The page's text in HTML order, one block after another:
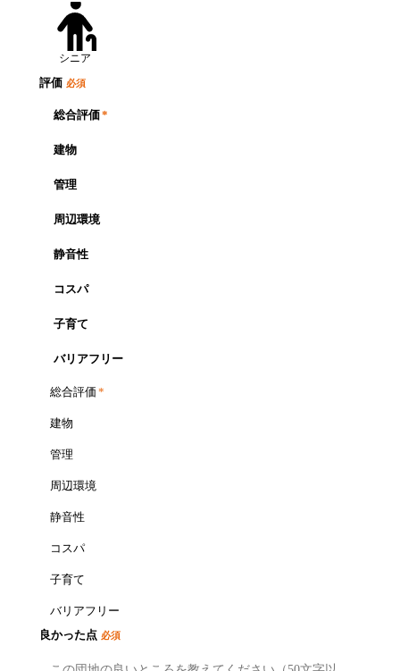
シニア
評価 必須
総合評価*
建物
管理
周辺環境
静音性
コスパ
子育て
バリアフリー
総合評価 *
建物
管理
周辺環境
静音性
コスパ
子育て
バリアフリー
良かった点 必須